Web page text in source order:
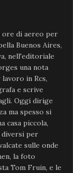
ore di aereo per
Buenos Aires,
nell'editoriale
una nota
in Rcs,
e scrive
Oggi dirige
ma spesso si
casa piccola,
per
sulle onde
la foto
Tom Fruin, e le